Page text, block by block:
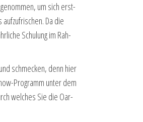
um sich erst­
Da die
Schu­lung im Rah­
schme­cken, denn hier
Pro­gramm unter dem
wel­ches Sie die Oar­